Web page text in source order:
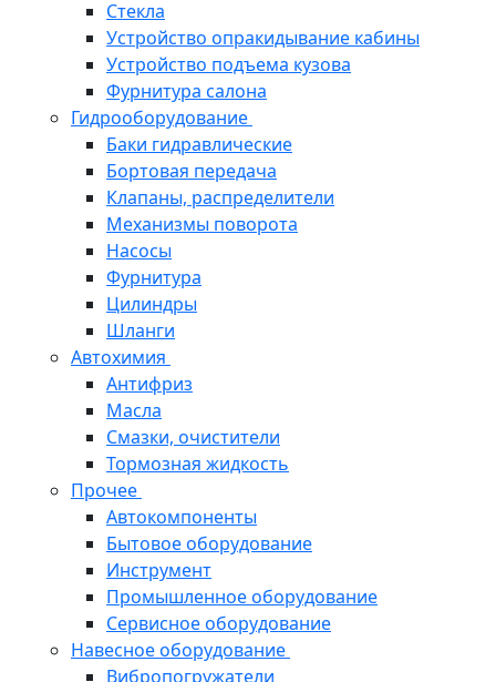
Стекла
Устройство опракидывание кабины
Устройство подъема кузова
Фурнитура салона
Гидрооборудование
Баки гидравлические
Бортовая передача
Клапаны, распределители
Механизмы поворота
Насосы
Фурнитура
Цилиндры
Шланги
Автохимия
Антифриз
Масла
Смазки, очистители
Тормозная жидкость
Прочее
Автокомпоненты
Бытовое оборудование
Инструмент
Промышленное оборудование
Сервисное оборудование
Навесное оборудование
Вибропогружатели